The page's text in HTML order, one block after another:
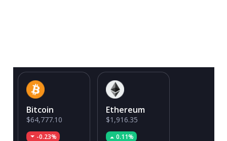
Bitcoin
$64,777.10
-0.23%
Ethereum
$1,916.35
0.11%